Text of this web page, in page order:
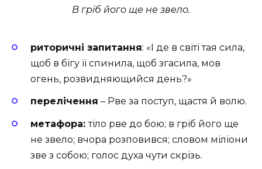
В гріб його ще не звело.
риторичні запитання: «І де в світі тая сила,
щоб в бігу її спинила, щоб згасила, мов
огень, розвидняющийся день?»
перелічення – Рве за поступ, щастя й волю.
метафора:тіло рве до бою; в гріб його ще
не звело; вчора розповився; словом міліони
зве з собою; голос духа чути скрізь.